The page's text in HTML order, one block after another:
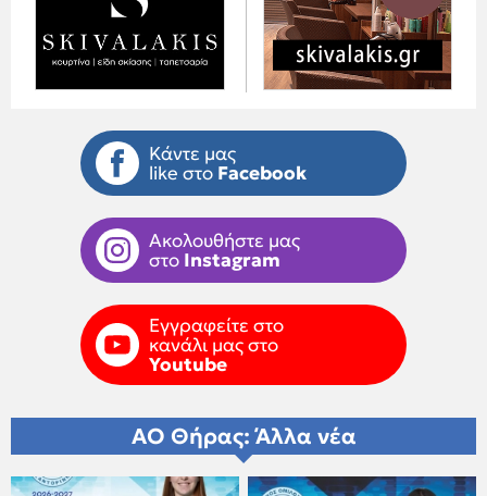
Κάντε μας
like στο Facebook
Ακολουθήστε μας
στο Instagram
Εγγραφείτε στο
κανάλι μας στο
Youtube
ΑΟ Θήρας: Άλλα νέα